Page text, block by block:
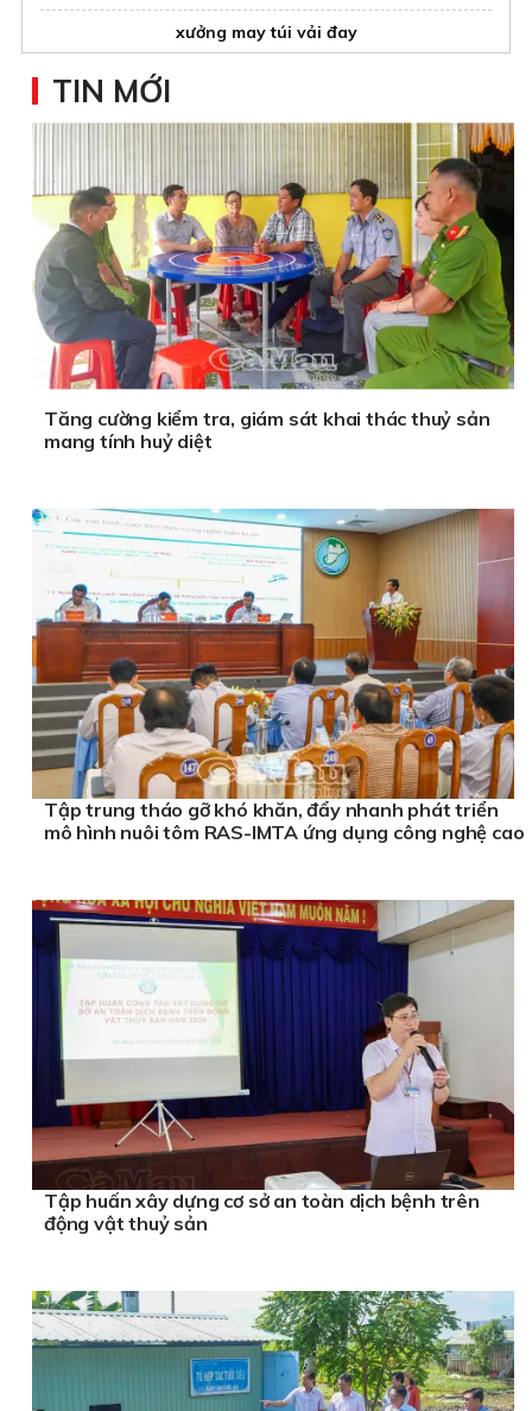
xưởng may túi vải đay
TIN MỚI
Tăng cường kiểm tra, giám sát khai thác thuỷ sản
mang tính huỷ diệt
Tập trung tháo gỡ khó khăn, đẩy nhanh phát triển
mô hình nuôi tôm RAS-IMTA ứng dụng công nghệ cao
Tập huấn xây dựng cơ sở an toàn dịch bệnh trên
động vật thuỷ sản